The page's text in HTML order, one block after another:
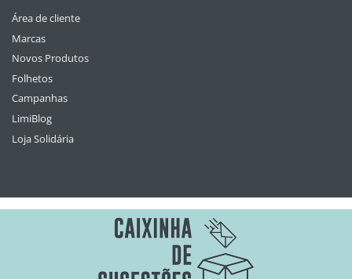
Área de cliente
Marcas
Novos Produtos
Folhetos
Campanhas
LimiBlog
Loja Solidária